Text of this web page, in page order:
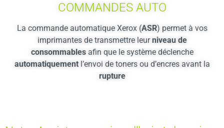
COMMANDES AUTO
La commande automatique Xerox (ASR) permet à vos
imprimantes de transmettre leurniveau de
consommablesafin que le système déclenche
automatiquementl’envoi de toners ou d’encres avant la
rupture